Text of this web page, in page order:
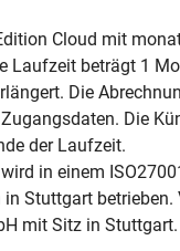
Cloud mit
Laufzeit beträgt 1
Die
Die
der Laufzeit.
in einem
in Stuttgart
mit Sitz in Stuttgart.